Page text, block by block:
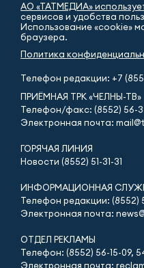
АО «ТАТМЕДИА»
сервисов и удобства
Использование «cookie»
браузера.
Политика
Телефон редакции: +7
ПРИЁМНАЯ ТРК «ЧЕЛНЫ-ТВ»
Телефон/факс: (8552) 56-
Электронная почта:
ГОРЯЧАЯ ЛИНИЯ
Новости (8552) 51-31-31
ИНФОРМАЦИОННАЯ
Телефон редакции: (8552)
Электронная почта:
ОТДЕЛ РЕКЛАМЫ
Телефон: (8552) 56-15-09,
Электронная почта: